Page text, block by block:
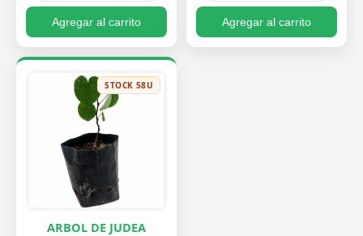
Agregar al carrito Agregar al carrito
STOCK 58U
ARBOL DE JUDEA